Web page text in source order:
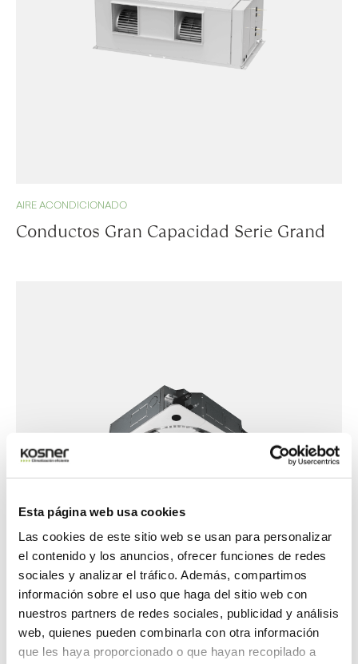
Esta página web usa cookies
Las cookies de este sitio web se usan para personalizar
el contenido y los anuncios, ofrecer funciones de redes
sociales y analizar el tráfico. Además, compartimos
información sobre el uso que haga del sitio web con
nuestros partners de redes sociales, publicidad y análisis
web, quienes pueden combinarla con otra información
que les haya proporcionado o que hayan recopilado a
AIRE ACONDICIONADO
Conductos Gran Capacidad Serie Grand
AIRE ACONDICIONADO
Twin Cassette